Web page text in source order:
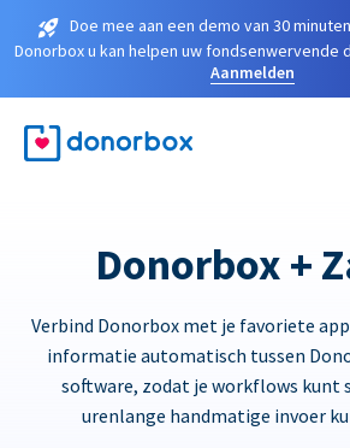
Doe mee aan een demo van 30
Donorbox u kan helpen uw fondsenwervende
Aanmelden
Donorbox +
Verbind Donorbox met je favoriete
informatie automatisch tussen
software, zodat je workflows kunt
urenlange handmatige invoer